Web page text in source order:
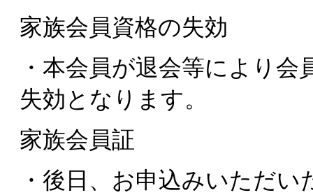
家族会員資格の失効
・本会員が退会等により
失効となります。
家族会員証
・後日、お申込みいただ